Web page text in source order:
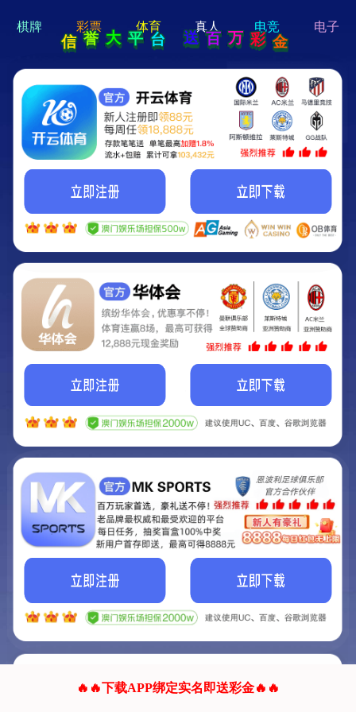
hi 💗
Hey Guys!
我们即将上线啦...
我们的网站正在建设.
它将是非常棒的网站.
联系我们!